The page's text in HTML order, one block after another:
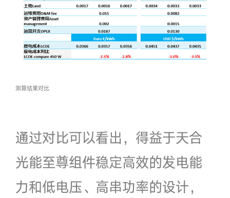
测算结果对比
通过对比可以看出，得益于天合
光能至尊组件稳定高效的发电能
力和低电压、高串功率的设计，